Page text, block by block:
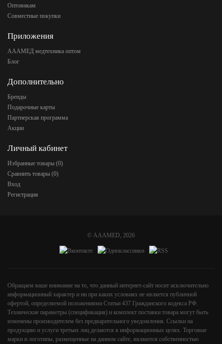
Оптовикам
Совместные покупки
Приложения
АААМЕД медтехника оптом
Блог
Дополнительно
Бренды
Подарочные карты
Партнерская программа
Акции
Личный кабинет
Избранные товары (0)
Сравнить товары (0)
Вход
Регистрация
© AAAMED, 2026
Обращаем ваше внимание на то, что данный интернет-сайт носит исключительно
информационный характер и ни при каких условиях не является публичной
офертой, определяемой положениями Статьи 437 Гражданского кодекса РФ.
Технические параметры (спецификация) и комплект поставки товара могут быть
изменены производителем без предварительного уведомления. Ссылки на
продукцию и услуги третьих лиц делаются в информационных целях. Торговые
марки и логотипы, размещенные на данном сайте, являются собственностью